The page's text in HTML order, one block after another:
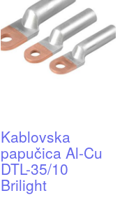
Kablovska
papučica Al-Cu
DTL-35/10
Brilight